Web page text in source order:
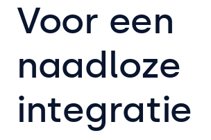
Voor een
naadloze
integratie